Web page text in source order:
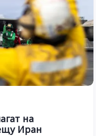
на
Иран